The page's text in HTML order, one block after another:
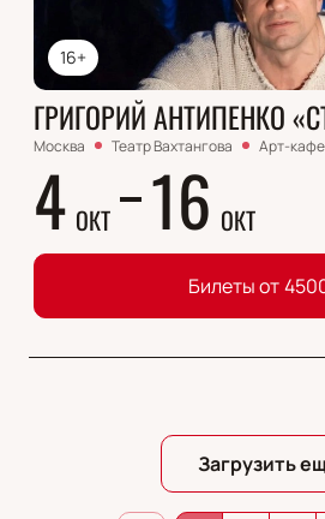
16+
ГРИГОРИЙ АНТИПЕНКО
Москва Театр Вахтангова Арт-кафе
4 ОКТ 16 ОКТ
Билеты от
Загрузить